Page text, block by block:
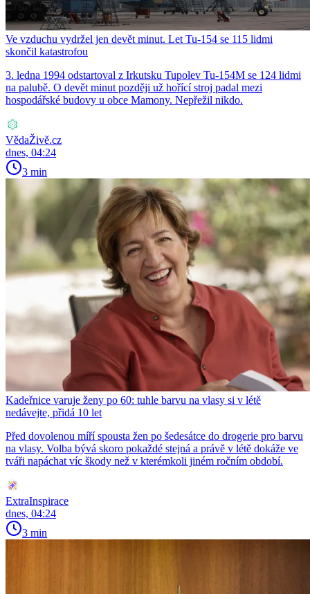
Ve vzduchu vydržel jen devět minut. Let Tu-154 se 115 lidmi
skončil katastrofou
3. ledna 1994 odstartoval z Irkutsku Tupolev Tu-154M se 124 lidmi
na palubě. O devět minut později už hořící stroj padal mezi
hospodářské budovy u obce Mamony. Nepřežil nikdo.
VědaŽivě.cz
dnes, 04:24
3 min
Kadeřnice varuje ženy po 60: tuhle barvu na vlasy si v létě
nedávejte, přidá 10 let
Před dovolenou míří spousta žen po šedesátce do drogerie pro barvu
na vlasy. Volba bývá skoro pokaždé stejná a právě v létě dokáže ve
tváři napáchat víc škody než v kterémkoli jiném ročním období.
ExtraInspirace
dnes, 04:24
3 min